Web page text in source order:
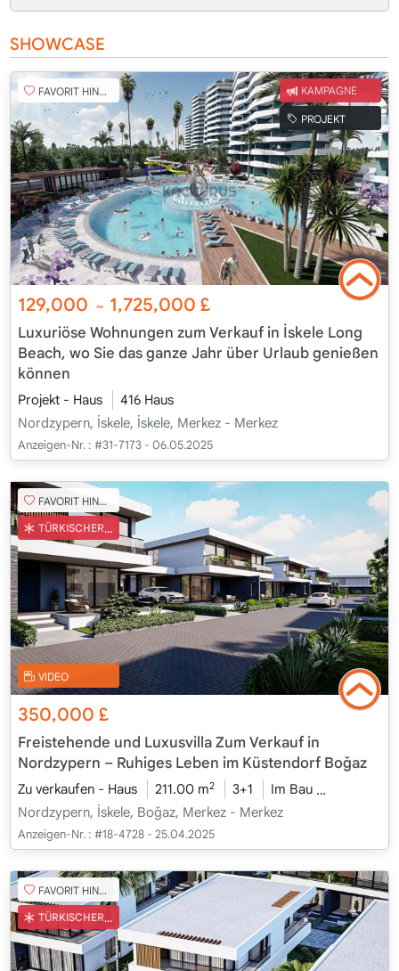
SHOWCASE
FAVORIT HINZUFÜGEN KAMPAGNE
PROJEKT
129,000 ~ 1,725,000£
Luxuriöse Wohnungen zum Verkauf in İskele Long
Beach, wo Sie das ganze Jahr über Urlaub genießen
können
Projekt - Haus
416 Haus
Nordzypern, İskele, İskele, Merkez - Merkez
Anzeigen-Nr. : #31-7173 - 06.05.2025
FAVORIT HINZUFÜGEN
TÜRKISCHER COB
VIDEO
350,000 £
Freistehende und Luxusvilla Zum Verkauf in
Nordzypern – Ruhiges Leben im Küstendorf Boğaz
Zu verkaufen - Haus 211.00 m2 3+1 Im Bau
Nordzypern, İskele, Boğaz, Merkez - Merkez
Anzeigen-Nr. : #18-4728 - 25.04.2025
FAVORIT HINZUFÜGEN
TÜRKISCHER COB